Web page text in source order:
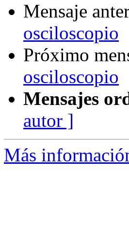
Mensaje
osciloscopio
Próximo
osciloscopio
Mensajes
autor ]
Más